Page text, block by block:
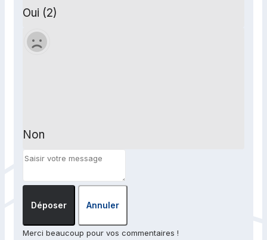
Oui (2)
Non
Déposer Annuler
Merci beaucoup pour vos commentaires !